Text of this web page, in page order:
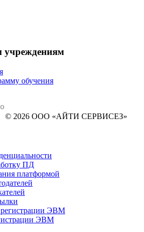
учреждениям
обучения
© 2026 ООО «АЙТИ СЕРВИСЕЗ»
ПД
платформой
регистрации ЭВМ
ЭВМ